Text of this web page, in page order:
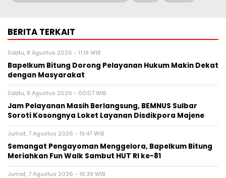
BERITA TERKAIT
Sabtu, 8 Agustus 2026 - 11:19 WIB
Bapelkum Bitung Dorong Pelayanan Hukum Makin Dekat
dengan Masyarakat
Sabtu, 8 Agustus 2026 - 00:07 WIB
Jam Pelayanan Masih Berlangsung, BEMNUS Sulbar
Soroti Kosongnya Loket Layanan Disdikpora Majene
Jumat, 7 Agustus 2026 - 19:47 WIB
Semangat Pengayoman Menggelora, Bapelkum Bitung
Meriahkan Fun Walk Sambut HUT RI ke-81
Jumat, 7 Agustus 2026 - 16:39 WIB